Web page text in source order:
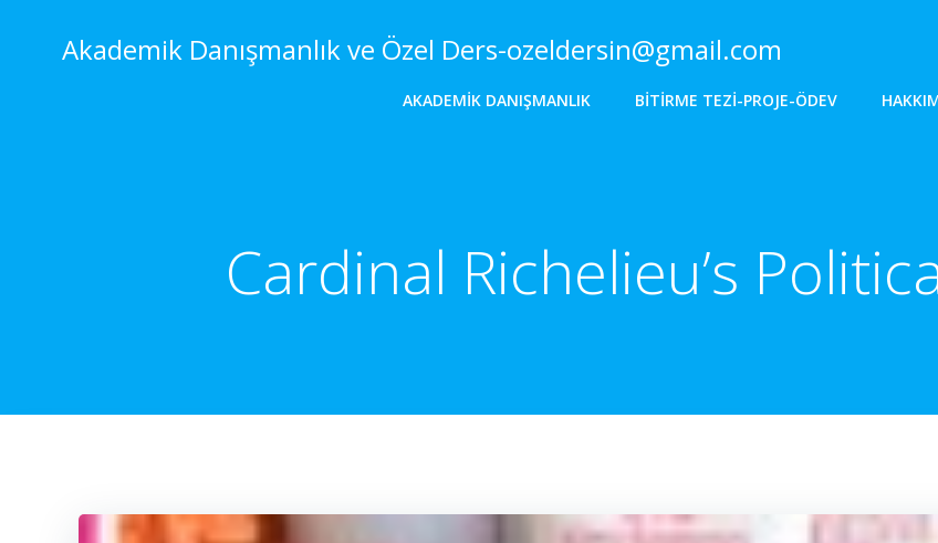
Akademik Danışmanlık ve Özel Ders-ozeldersin@gmail.com
AKADEMIK DANIŞMANLIK BITIRME TEZI-PROJE-ÖDEV
Cardinal Richelieu’s